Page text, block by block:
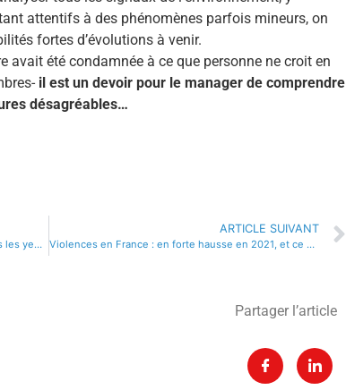
attentifs à des phénomènes parfois mineurs, on
fortes d’évolutions à venir.
avait été condamnée à ce que personne ne croit en
il est un devoir pour le manager de comprendre
désagréables…
Nous ne sommes pas le marché, alors ouvrons les yeux !
ARTICLE SUIVANT
Violences en France : en forte hausse en 2021, et ce n’est pas sans conséquence pour les évènements
Partager l’article